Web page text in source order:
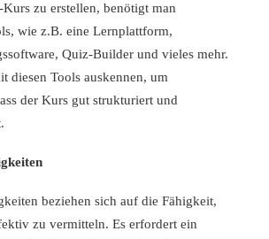
zu erstellen, benötigt man
wie z.B. eine Lernplattform,
Quiz-Builder und vieles mehr.
diesen Tools auskennen, um
der Kurs gut strukturiert und
beziehen sich auf die Fähigkeit,
zu vermitteln. Es erfordert ein